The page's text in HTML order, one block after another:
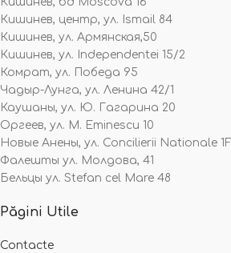
Кишинев, центр, ул. Ismail 84
Кишинев, ул. Армянская,50
Кишинев, ул. Independentei 15/2
Комрат, ул. Победа 95
Чадыр-Лунга, ул. Ленина 42/1
Каушаны, ул. Ю. Гагарина 20
Оргеев, ул. M. Eminescu 10
Новые Анены, ул. Concilierii Nationale 1F
Фалешты ул. Молдова, 41
Бельцы ул. Stefan cel Mare 48
Păgini Utile
Contacte